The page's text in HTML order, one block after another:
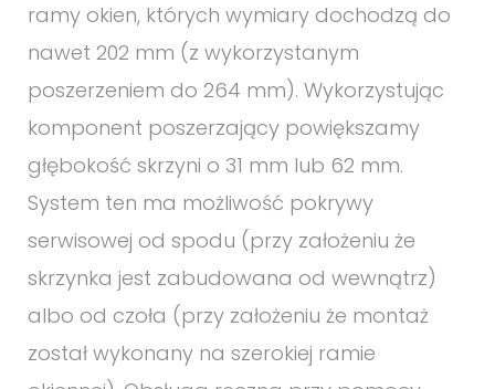
ramy okien, których wymiary dochodzą do
nawet 202 mm (z wykorzystanym
poszerzeniem do 264 mm). Wykorzystując
komponent poszerzający powiększamy
głębokość skrzyni o 31 mm lub 62 mm.
System ten ma możliwość pokrywy
serwisowej od spodu (przy założeniu że
skrzynka jest zabudowana od wewnątrz)
albo od czoła (przy założeniu że montaż
został wykonany na szerokiej ramie